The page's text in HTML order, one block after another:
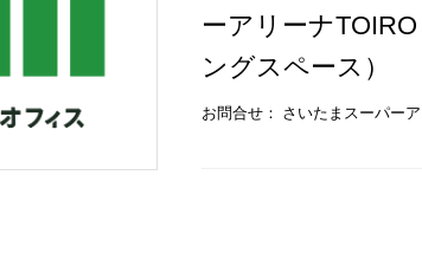
ーアリーナ
ングスペース）
お問合せ： さいたまスーパー